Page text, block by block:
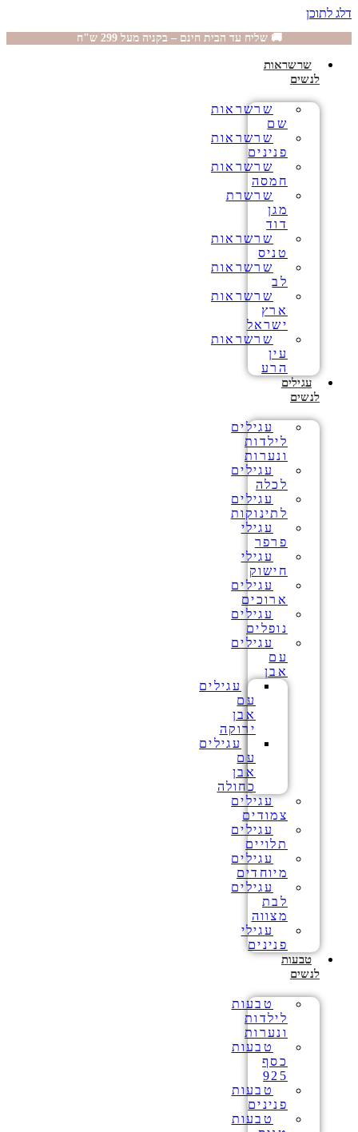
דלג לתוכן
🚚 שליח עד הבית חינם – בקניה מעל 299 ש"ח
שרשראות
לנשים
שרשראות
שם
שרשראות
פנינים
שרשראות
חמסה
שרשרת
מגן
דוד
שרשראות
טניס
שרשראות
לב
שרשראות
ארץ
ישראל
שרשראות
עין
הרע
עגילים
לנשים
עגילים
לילדות
ונערות
עגילים
לכלה
עגילים
לתינוקות
עגילי
פרפר
עגילי
חישוק
עגילים
ארוכים
עגילים
נופלים
עגילים
עם
אבן
עגילים
עם
אבן
ירוקה
עגילים
עם
אבן
כחולה
עגילים
צמודים
עגילים
תלויים
עגילים
מיוחדים
עגילים
לבת
מצווה
עגילי
פנינים
טבעות
לנשים
טבעות
לילדות
ונערות
טבעות
כסף
925
טבעות
פנינים
טבעות